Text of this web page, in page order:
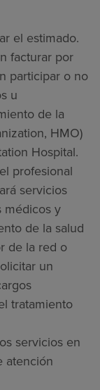
el estimado.
facturar por
participar o no
u
de la
HMO)
Hospital.
profesional
servicios
médicos y
de la salud
de la red o
un
tratamiento
servicios en
atención